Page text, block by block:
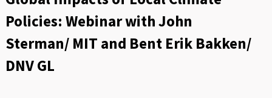
Policies: Webinar with John
Sterman/ MIT and Bent Erik Bakken/
DNV GL